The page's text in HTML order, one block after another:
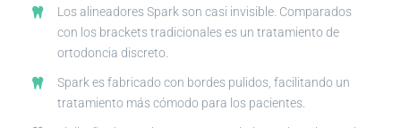
Los alineadores Spark son casi invisible. Comparados
con los brackets tradicionales es un tratamiento de
ortodoncia discreto.
Spark es fabricado con bordes pulidos, facilitando un
tratamiento más cómodo para los pacientes.